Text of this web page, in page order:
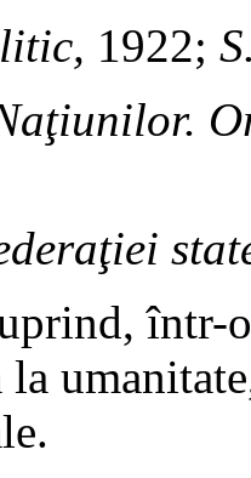
1922;
într-